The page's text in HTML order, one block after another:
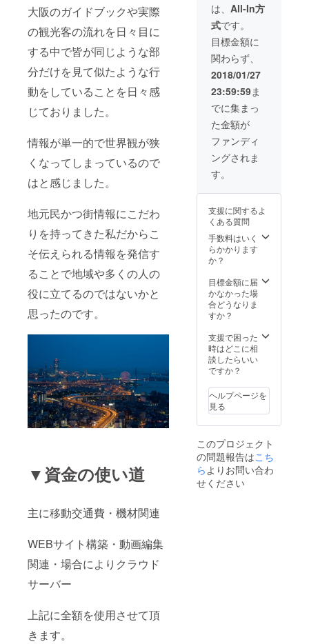
大阪のガイドブックや実際
の観光客の流れを日々目に
する中で皆が同じような部
分だけを見て似たような行
動をしていることを日々感
じておりました。
情報が単一的で世界観が狭
くなってしまっているので
はと感じました。
地元民かつ街情報にこだわ
りを持ってきた私だからこ
そ伝えられる情報を発信す
ることで地域や多くの人の
役に立てるのではないかと
思ったのです。
▼資金の使い道
主に移動交通費・機材関連
WEBサイト構築・動画編集
関連・場合によりクラウド
サーバー
上記に全額を使用させて頂
きます。
は、 All-In方
式です。
目標金額に
関わらず、
2018/01/27
23:59:59ま
でに集まっ
た金額が
ファンディ
ングされま
す。
支援に関するよ
くある質問
手数料はいく
らかかります
か？
目標金額に届
かなかった場
合どうなりま
すか？
支援で困った
時はどこに相
談したらいい
ですか？
ヘルプページを
見る
このプロジェクト
の問題報告はこち
ら よりお問い合わ
せください